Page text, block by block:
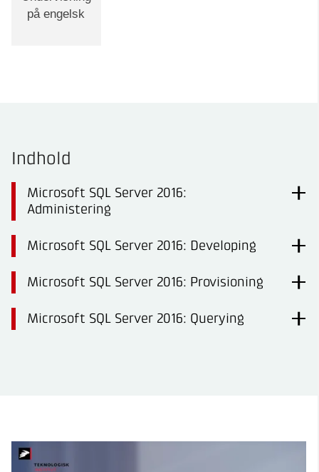
på engelsk
Indhold
Microsoft SQL Server 2016:
Administering
Microsoft SQL Server 2016: Developing
Microsoft SQL Server 2016: Provisioning
Microsoft SQL Server 2016: Querying